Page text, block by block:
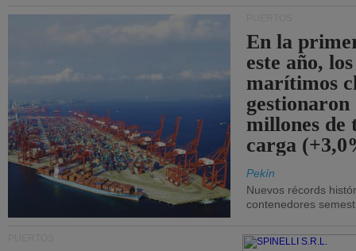
En la
este año,
marítimos
gestionaron
millones de
carga
Pekín
Nuevos récords
contenedores